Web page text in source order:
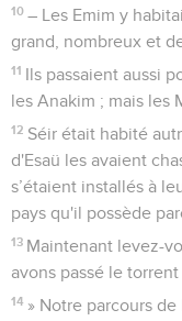
10 – Les Emim y
grand, nombreux et
11 Ils passaient aussi
les Anakim ; mais les
12 Séir était habité
d'Esaü les avaient
s’étaient installés à
pays qu'il possède
13 Maintenant levez-
avons passé le torrent
14 » Notre parcours de